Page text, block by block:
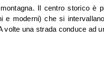
Il centro storico è
e moderni) che si
volte una strada conduce ad